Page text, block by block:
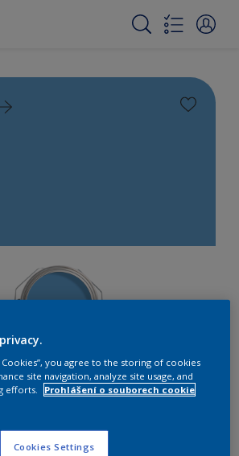
v tomto odstínu
Cookies”, you agree to the storing of cookies
site navigation, analyze site usage, and
efforts.
Prohlášení o souborech cookie
Cookies Settings